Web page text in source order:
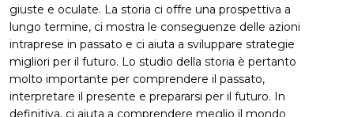
giuste e oculate. La storia ci offre una prospettiva a
lungo termine, ci mostra le conseguenze delle azioni
intraprese in passato e ci aiuta a sviluppare strategie
migliori per il futuro. Lo studio della storia è pertanto
molto importante per comprendere il passato,
interpretare il presente e prepararsi per il futuro. In
definitiva, ci aiuta a comprendere meglio il mondo